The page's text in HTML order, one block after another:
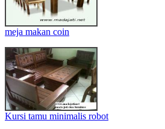
meja makan coin
Kursi tamu minimalis robot